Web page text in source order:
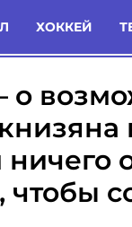
ХОККЕЙ
Статьи
о